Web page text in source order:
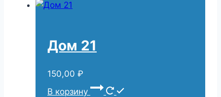
Дом 21
150,00 ₽
В корзину